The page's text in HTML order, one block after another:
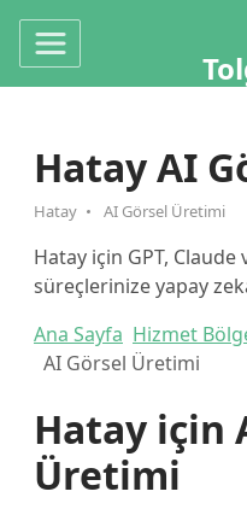
Hatay AI
Hatay AI Görsel Üretimi
Hatay için GPT,
süreçlerinize yapay
Ana Sayfa Hizmet
AI Görsel Üretimi
Hatay için
Üretimi